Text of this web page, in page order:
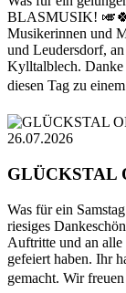
BLASMUSIK! 🎺🍀
Musikerinnen und
und Leudersdorf,
Kylltalblech. Danke
diesen Tag zu
26.07.2026
GLÜCKSTAL
Was für ein
riesiges
Auftritte und an alle
gefeiert haben. Ihr
gemacht. Wir